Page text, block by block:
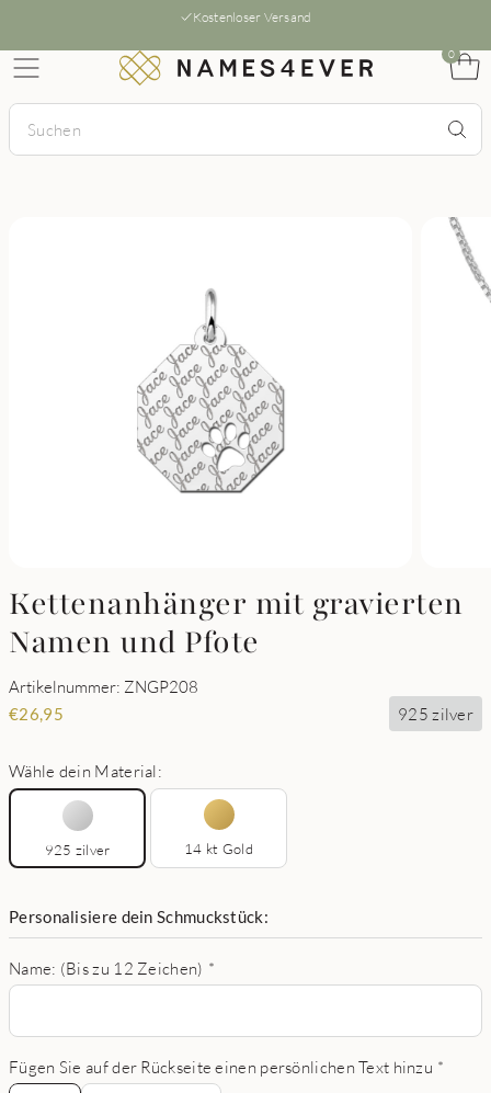
Kostenloser Versand
0
Kettenanhänger mit gravierten
Namen und Pfote
Artikelnummer: ZNGP208
€26,95 925 zilver
Wähle dein Material:
925 zilver 14 kt Gold
Personalisiere dein Schmuckstück:
Name: (Bis zu 12 Zeichen) *
Fügen Sie auf der Rückseite einen persönlichen Text hinzu *
Nein